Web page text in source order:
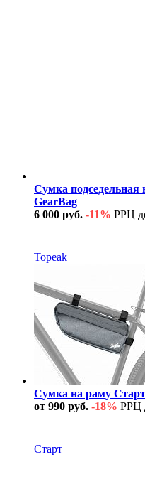
Сумка подседельная
GearBag
6 000 руб. -11% РРЦ
Topeak
Сумка на раму
от 990 руб. -18% РРЦ
Старт